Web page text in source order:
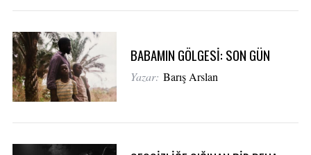
BABAMIN GÖLGESİ: SON GÜN
Yazar: Barış Arslan